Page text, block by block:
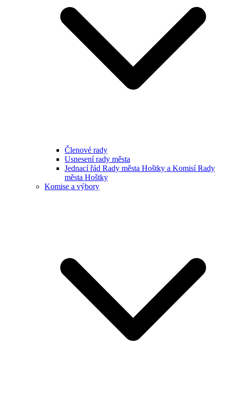
Členové rady
Usnesení rady města
Jednací řád Rady města Hoštky a Komisí Rady
města Hoštky
Komise a výbory